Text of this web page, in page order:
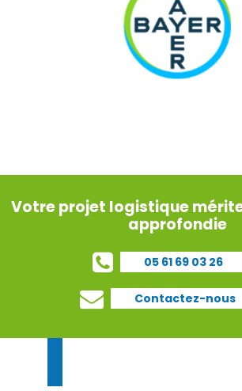
Denjean Logistique assure la gestion
sous températures dirigées, afin de
génétique.
Votre projet logistique
approfondie
05 61 69 03 26
Contactez-nous